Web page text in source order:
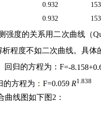
0.932
0.932
强度的关系用二次曲线（
析程度不如二次曲线。具体
回归的方程为： F=-
的方程为 ：F=0.059 R1.838
曲线图如下图2：